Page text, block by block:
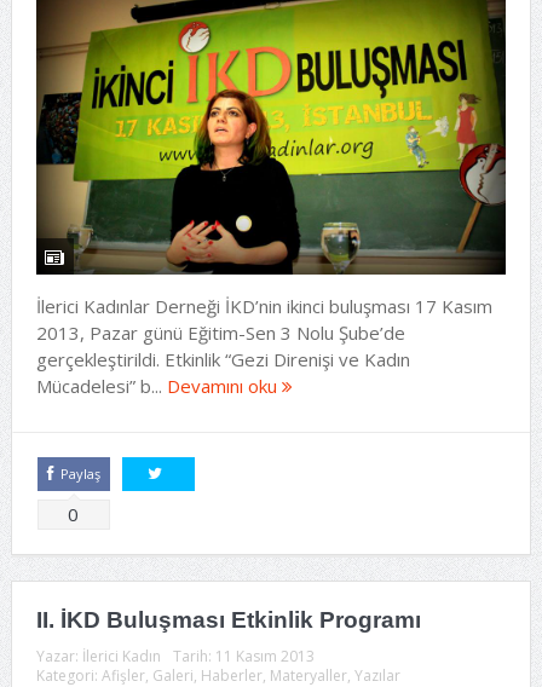
İlerici Kadınlar Derneği İKD’nin ikinci buluşması 17 Kasım
2013, Pazar günü Eğitim-Sen 3 Nolu Şube’de
gerçekleştirildi. Etkinlik “Gezi Direnişi ve Kadın
Mücadelesi” b... Devamını oku
Paylaş
0
II. İKD Buluşması Etkinlik Programı
Yazar: İlerici Kadın Tarih: 11 Kasım 2013
Kategori: Afişler, Galeri, Haberler, Materyaller, Yazılar